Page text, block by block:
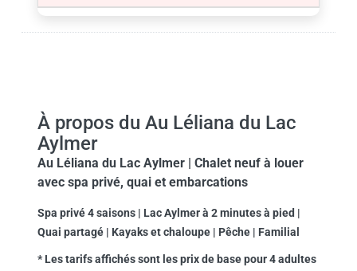
À propos du Au Léliana du Lac
Aylmer
Au Léliana du Lac Aylmer | Chalet neuf à louer
avec spa privé, quai et embarcations
Spa privé 4 saisons | Lac Aylmer à 2 minutes à pied |
Quai partagé | Kayaks et chaloupe | Pêche | Familial
* Les tarifs affichés sont les prix de base pour 4 adultes